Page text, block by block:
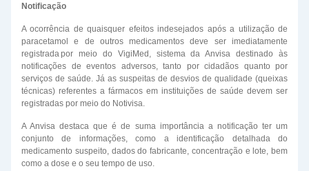
Notificação
A ocorrência de quaisquer efeitos indesejados após a utilização de
paracetamol e de outros medicamentos deve ser imediatamente
registrada por meio do VigiMed, sistema da Anvisa destinado às
notificações de eventos adversos, tanto por cidadãos quanto por
serviços de saúde. Já as suspeitas de desvios de qualidade (queixas
técnicas) referentes a fármacos em instituições de saúde devem ser
registradas por meio do Notivisa.
A Anvisa destaca que é de suma importância a notificação ter um
conjunto de informações, como a identificação detalhada do
medicamento suspeito, dados do fabricante, concentração e lote, bem
como a dose e o seu tempo de uso.